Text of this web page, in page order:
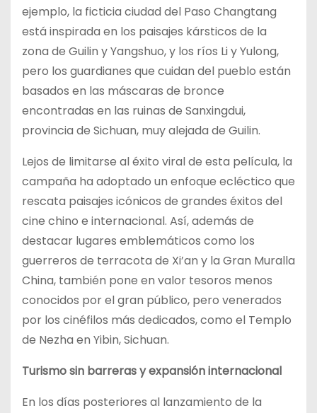
ejemplo, la ficticia ciudad del Paso Changtang
está inspirada en los paisajes kársticos de la
zona de Guilin y Yangshuo, y los ríos Li y Yulong,
pero los guardianes que cuidan del pueblo están
basados en las máscaras de bronce
encontradas en las ruinas de Sanxingdui,
provincia de Sichuan, muy alejada de Guilin.
Lejos de limitarse al éxito viral de esta película, la
campaña ha adoptado un enfoque ecléctico que
rescata paisajes icónicos de grandes éxitos del
cine chino e internacional. Así, además de
destacar lugares emblemáticos como los
guerreros de terracota de Xi’an y la Gran Muralla
China, también pone en valor tesoros menos
conocidos por el gran público, pero venerados
por los cinéfilos más dedicados, como el Templo
de Nezha en Yibin, Sichuan.
Turismo sin barreras y expansión internacional
En los días posteriores al lanzamiento de la